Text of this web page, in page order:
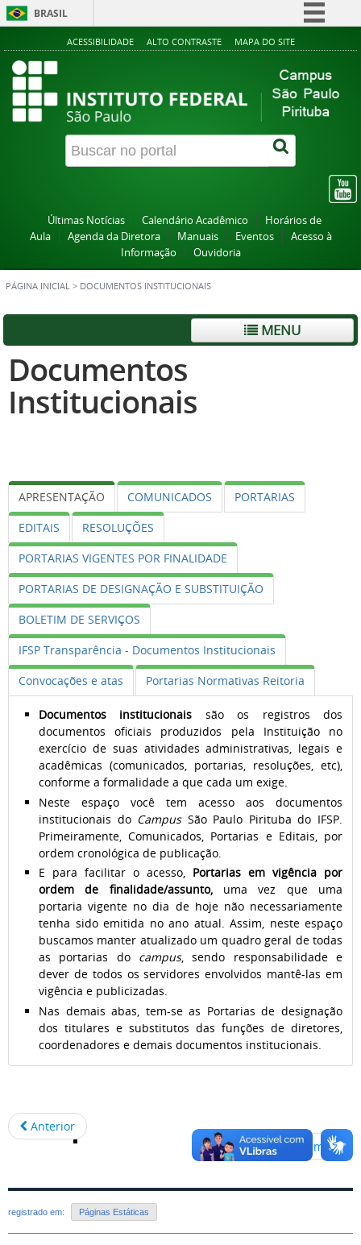
BRASIL
Simplifique!
Participe
Acesso à informação
Legislação
Canais
ACESSIBILIDADE ALTO CONTRASTE MAPA DO SITE
Últimas Notícias Calendário Acadêmico
Horários de
Aula
Agenda da Diretora Manuais Eventos
Acesso à
Informação
Ouvidoria
PÁGINA INICIAL > DOCUMENTOS INSTITUCIONAIS
MENU
Documentos
Institucionais
APRESENTAÇÃO COMUNICADOS
PORTARIAS
EDITAIS
RESOLUÇÕES
PORTARIAS VIGENTES POR FINALIDADE
PORTARIAS DE DESIGNAÇÃO E SUBSTITUIÇÃO
BOLETIM DE SERVIÇOS
IFSP Transparência - Documentos Institucionais
Convocações e atas
Portarias Normativas Reitoria
Documentos institucionais são os registros dos
documentos oficiais produzidos pela Instituição no
exercício de suas atividades administrativas, legais e
acadêmicas (comunicados, portarias, resoluções, etc),
conforme a formalidade a que cada um exige.
Neste espaço você tem acesso aos documentos
institucionais do Campus São Paulo Pirituba do IFSP.
Primeiramente, Comunicados, Portarias e Editais, por
ordem cronológica de publicação.
E para facilitar o acesso, Portarias em vigência por
ordem de finalidade/assunto,uma vez que uma
portaria vigente no dia de hoje não necessariamente
tenha sido emitida no ano atual. Assim, neste espaço
buscamos manter atualizado um quadro geral de todas
as portarias do campus, sendo responsabilidade e
dever de todos os servidores envolvidos mantê-las em
vigência e publicizadas.
Nas demais abas, tem-se as Portarias de designação
dos titulares e substitutos das funções de diretores,
coordenadores e demais documentos institucionais.
Anterior
Próximo
registrado em: Páginas Estáticas